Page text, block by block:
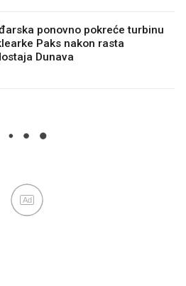
ponovno pokreće turbinu
Paks nakon rasta
Dunava
Ad